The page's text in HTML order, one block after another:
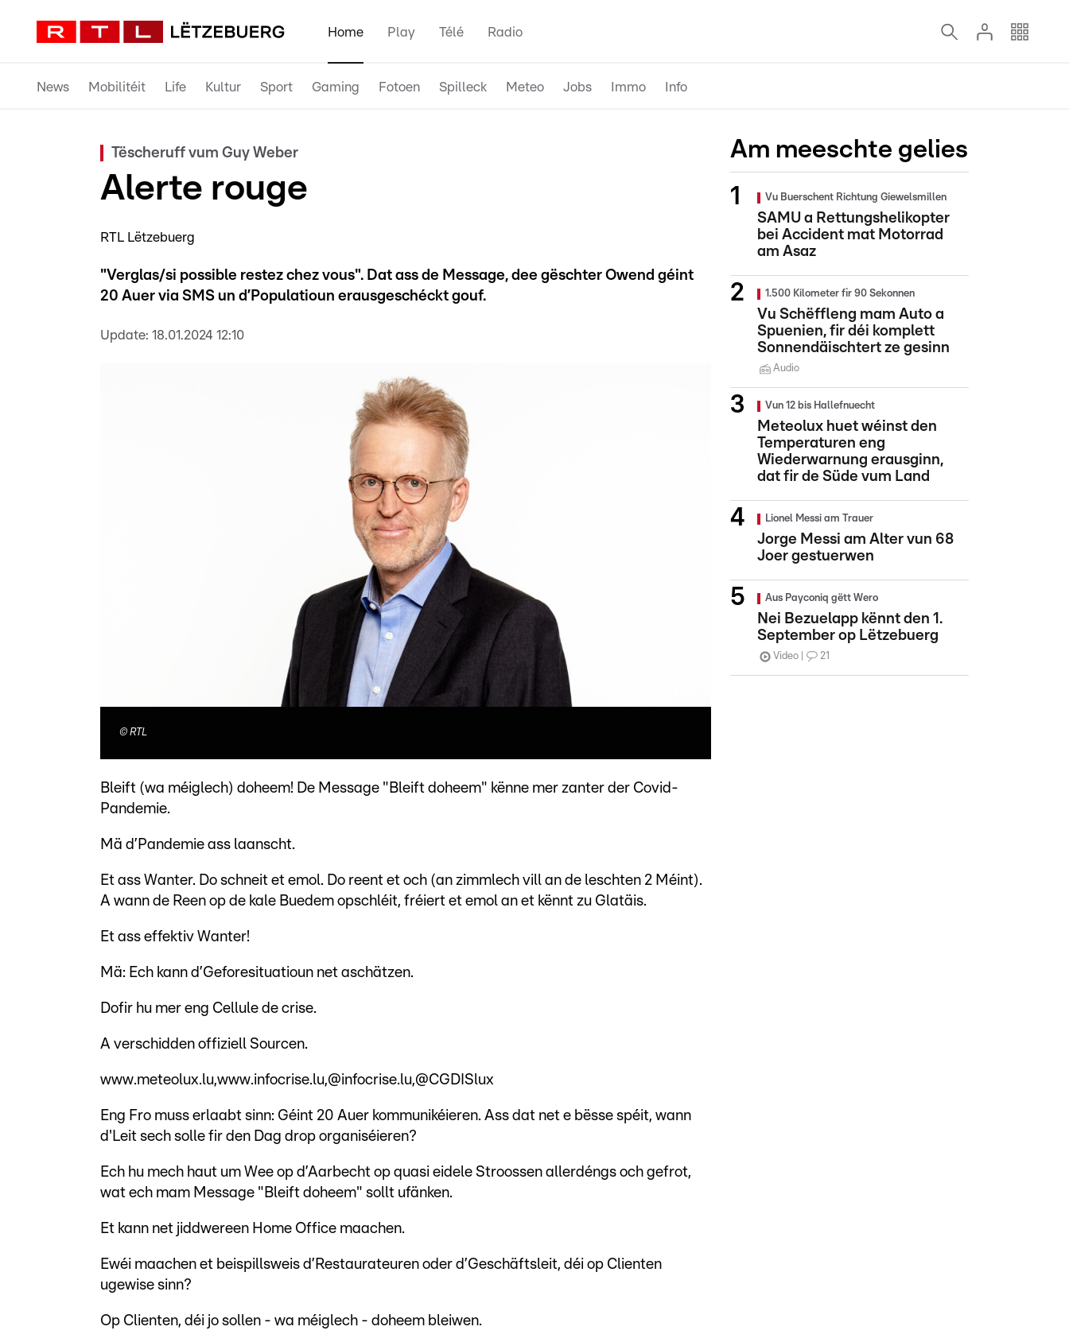
Home Play Télé Radio
News Mobilitéit Life Kultur Sport Gaming Fotoen Spilleck Meteo Jobs Immo Info
Tëscheruff vum Guy Weber
Alerte rouge
RTL Lëtzebuerg
"Verglas/si possible restez chez vous". Dat ass de Message, dee gëschter Owend géint
20 Auer via SMS un d’Populatioun erausgeschéckt gouf.
Update: 18.01.2024 12:10
© RTL
Bleift (wa méiglech) doheem! De Message "Bleift doheem" kënne mer zanter der Covid-
Pandemie.
Mä d’Pandemie ass laanscht.
Et ass Wanter. Do schneit et emol. Do reent et och (an zimmlech vill an de leschten 2 Méint).
A wann de Reen op de kale Buedem opschléit, fréiert et emol an et kënnt zu Glatäis.
Et ass effektiv Wanter!
Mä: Ech kann d’Geforesituatioun net aschätzen.
Dofir hu mer eng Cellule de crise.
A verschidden offiziell Sourcen.
www.meteolux.lu,www.infocrise.lu,@infocrise.lu,@CGDISlux
Eng Fro muss erlaabt sinn: Géint 20 Auer kommunikéieren. Ass dat net e bësse spéit, wann
d'Leit sech solle fir den Dag drop organiséieren?
Ech hu mech haut um Wee op d’Aarbecht op quasi eidele Stroossen allerdéngs och gefrot,
wat ech mam Message "Bleift doheem" sollt ufänken.
Et kann net jiddwereen Home Office maachen.
Ewéi maachen et beispillsweis d’Restaurateuren oder d’Geschäftsleit, déi op Clienten
ugewise sinn?
Op Clienten, déi jo sollen - wa méiglech - doheem bleiwen.
Am meeschte gelies
Vu Buerschent Richtung Giewelsmillen
SAMU a Rettungshelikopter
bei Accident mat Motorrad
am Asaz
1.500 Kilometer fir 90 Sekonnen
Vu Schëffleng mam Auto a
Spuenien, fir déi komplett
Sonnendäischtert ze gesinn
Audio
Vun 12 bis Hallefnuecht
Meteolux huet wéinst den
Temperaturen eng
Wiederwarnung erausginn,
dat fir de Süde vum Land
Lionel Messi am Trauer
Jorge Messi am Alter vun 68
Joer gestuerwen
Aus Payconiq gëtt Wero
Nei Bezuelapp kënnt den 1.
September op Lëtzebuerg
Video 21